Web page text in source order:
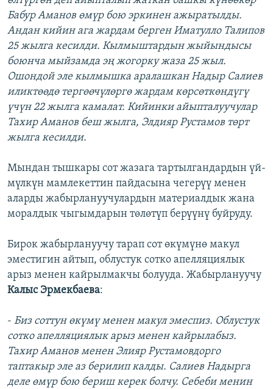
Бабур Аманов өмүр бою эркинен ажыратылды.
Андан кийин ага жардам берген Иматулло Талипов
25 жылга кесилди. Кылмыштардын жыйындысы
боюнча мыйзамда эң жогорку жаза 25 жыл.
Ошондой эле кылмышка аралашкан Надыр Салиев
иликтөөдө тергөөчүлөргө жардам көрсөткөндүгү
үчүн 22 жылга камалат. Кийинки айыпталуучулар
Тахир Аманов беш жылга, Элдияр Рустамов төрт
жылга кесилди.
Мындан тышкары сот жазага тартылгандардын үй-
мүлкүн мамлекеттин пайдасына чегерүү менен
аларды жабырлануучулардын материалдык жана
моралдык чыгымдарын төлөтүп берүүнү буйруду.
Бирок жабырлануучу тарап сот өкүмүнө макул
эместигин айтып, облустук сотко апелляциялык
арыз менен кайрылмакчы болууда. Жабырлануучу
Калыс Эрмекбаева:
- Биз соттун өкүмү менен макул эмеспиз. Облустук
сотко апелляциялык арыз менен кайрылабыз.
Тахир Аманов менен Элияр Рустамовдорго
таптакыр эле аз берилип калды. Салиев Надырга
деле өмүр бою бериш керек болчу. Себеби менин